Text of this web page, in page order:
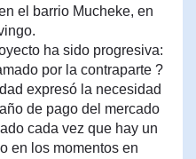
el barrio Mucheke, en
ha sido progresiva:
por la contraparte ?
expresó la necesidad
de pago del mercado
cada vez que hay un
en los momentos en